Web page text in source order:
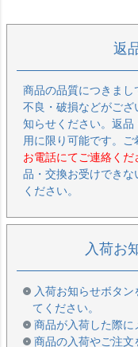
返
商品の品質につきま
不良・破損などがご
知らせください。返
用に限り可能です。ご
お電話にてご連絡くだ
品・交換お受けでき
ください。
入荷お
入荷お知らせボタ
てください。
商品が入荷した際に
商品の入荷やご注文